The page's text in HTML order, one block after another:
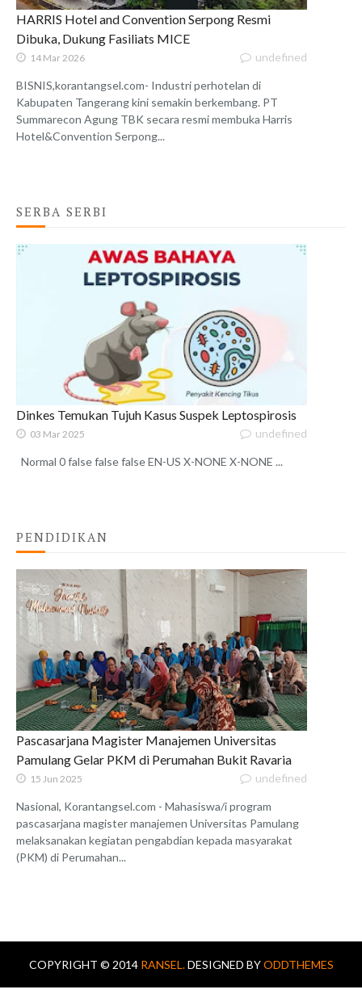
HARRIS Hotel and Convention Serpong Resmi
Dibuka, Dukung Fasiliats MICE
14 Mar 2026 undefined
BISNIS,korantangsel.com- Industri perhotelan di
Kabupaten Tangerang kini semakin berkembang. PT
Summarecon Agung TBK secara resmi membuka Harris
Hotel&Convention Serpong...
SERBA SERBI
Dinkes Temukan Tujuh Kasus Suspek Leptospirosis
03 Mar 2025 undefined
Normal 0 false false false EN-US X-NONE X-NONE ...
PENDIDIKAN
Pascasarjana Magister Manajemen Universitas
Pamulang Gelar PKM di Perumahan Bukit Ravaria
15 Jun 2025 undefined
Nasional, Korantangsel.com - Mahasiswa/i program
pascasarjana magister manajemen Universitas Pamulang
melaksanakan kegiatan pengabdian kepada masyarakat
(PKM) di Perumahan...
COPYRIGHT © 2014 RANSEL.DESIGNED BYODDTHEMES